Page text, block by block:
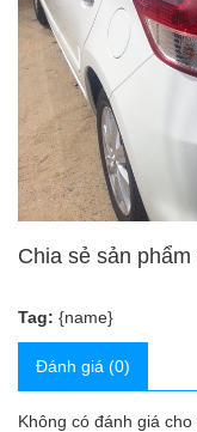
Chia sẻ sản
Tag: {name}
Đánh giá (0)
Không có đánh giá cho